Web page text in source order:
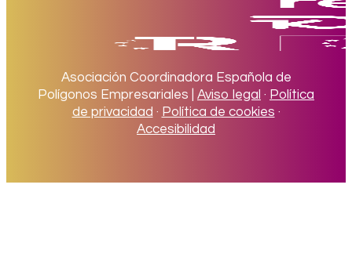
Asociación Coordinadora Española de
Polígonos Empresariales | Aviso legal · Política
de privacidad · Política de cookies ·
Accesibilidad